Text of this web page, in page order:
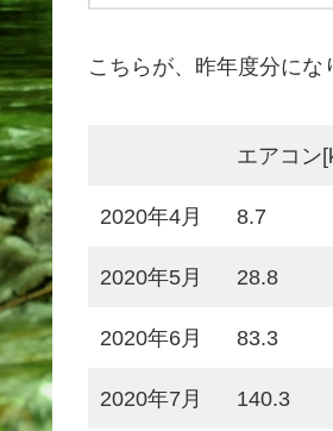
こちらが、昨年度分にな
エアコン
2020年4月 8.7
2020年5月 28.8
2020年6月 83.3
2020年7月 140.3